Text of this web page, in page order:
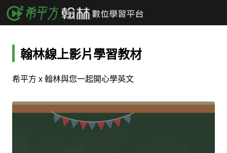
翰林線上影片學習教材
希平方 x 翰林與您一起開心學英文